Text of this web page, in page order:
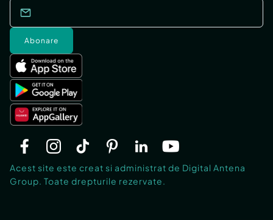
Abonare
Acest site este creat si administrat de Digital Antena
Group. Toate drepturile rezervate.